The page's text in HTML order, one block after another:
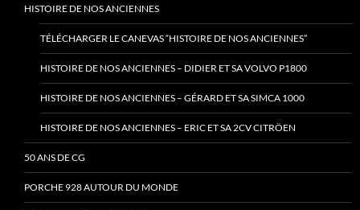
HISTOIRE DE NOS ANCIENNES
TÉLÉCHARGER LE CANEVAS “HISTOIRE DE NOS ANCIENNES”
HISTOIRE DE NOS ANCIENNES – DIDIER ET SA VOLVO P1800
HISTOIRE DE NOS ANCIENNES – GÉRARD ET SA SIMCA 1000
HISTOIRE DE NOS ANCIENNES – ERIC ET SA 2CV CITRÖEN
50 ANS DE CG
PORCHE 928 AUTOUR DU MONDE